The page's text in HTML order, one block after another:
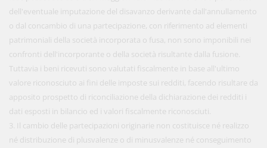
dell'eventuale imputazione del disavanzo derivante dall'annullamento
o dal concambio di una partecipazione, con riferimento ad elementi
patrimoniali della società incorporata o fusa, non sono imponibili nei
confronti dell'incorporante o della società risultante dalla fusione.
Tuttavia i beni ricevuti sono valutati fiscalmente in base all'ultimo
valore riconosciuto ai fini delle imposte sui redditi, facendo risultare da
apposito prospetto di riconciliazione della dichiarazione dei redditi i
dati esposti in bilancio ed i valori fiscalmente riconosciuti.
3. Il cambio delle partecipazioni originarie non costituisce né realizzo
né distribuzione di plusvalenze o di minusvalenze né conseguimento